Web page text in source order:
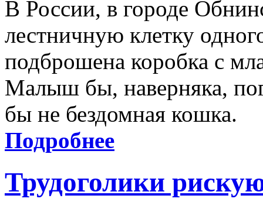
В России, в городе
лестничную клетку
подброшена коробка с
Малыш бы, наверняка,
бы не бездомная кошка.
Подробнее
Трудоголики